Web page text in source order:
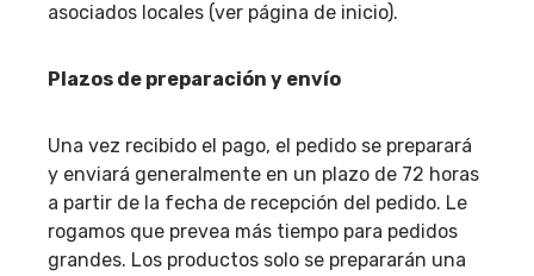
asociados locales (ver página de inicio).
Plazos de preparación y envío
Una vez recibido el pago, el pedido se preparará
y enviará generalmente en un plazo de 72 horas
a partir de la fecha de recepción del pedido. Le
rogamos que prevea más tiempo para pedidos
grandes. Los productos solo se prepararán una